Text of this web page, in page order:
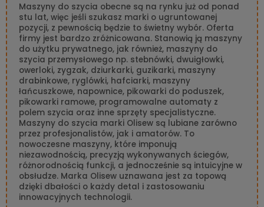
Maszyny do szycia obecne są na rynku już od ponad
stu lat, więc jeśli szukasz marki o ugruntowanej
pozycji, z pewnością będzie to świetny wybór. Oferta
firmy jest bardzo zróżnicowana. Stanowią ją maszyny
do użytku prywatnego, jak również, maszyny do
szycia przemysłowego np. stebnówki, dwuigłowki,
owerloki, zygzak, dziurkarki, guzikarki, maszyny
drabinkowe, ryglówki, hafciarki, maszyny
łańcuszkowe, napownice, pikowarki do poduszek,
pikowarki ramowe, programowalne automaty z
polem szycia oraz inne sprzęty specjalistyczne.
Maszyny do szycia marki Olisew są lubiane zarówno
przez profesjonalistów, jak i amatorów. To
nowoczesne maszyny, które imponują
niezawodnością, precyzją wykonywanych ściegów,
różnorodnością funkcji, a jednocześnie są intuicyjne w
obsłudze. Marka Olisew uznawana jest za topową
dzięki dbałości o każdy detal i zastosowaniu
innowacyjnych technologii.